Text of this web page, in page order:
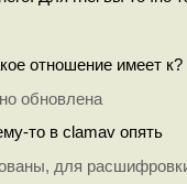
отношение имеет к?
обновлена
то в clamav опять
для расшифровки